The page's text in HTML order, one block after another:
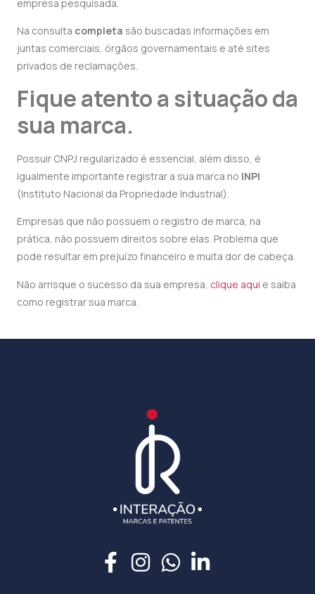
empresa pesquisada.
Na consulta completa são buscadas informações em
juntas comerciais, órgãos governamentais e até sites
privados de reclamações.
Fique atento a situação da
sua marca.
Possuir CNPJ regularizado é essencial, além disso, é
igualmente importante registrar a sua marca no INPI
(Instituto Nacional da Propriedade Industrial).
Empresas que não possuem o registro de marca, na
prática, não possuem direitos sobre elas. Problema que
pode resultar em prejuízo financeiro e muita dor de cabeça.
Não arrisque o sucesso da sua empresa, clique aqui e saiba
como registrar sua marca.